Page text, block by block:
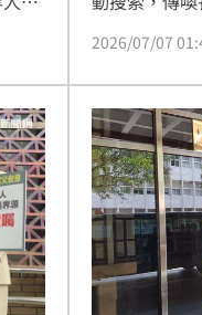
，卻
東
。
案。張國華等
交易等罪。
2000萬元金
張國政被以
出海。
2026/07/07